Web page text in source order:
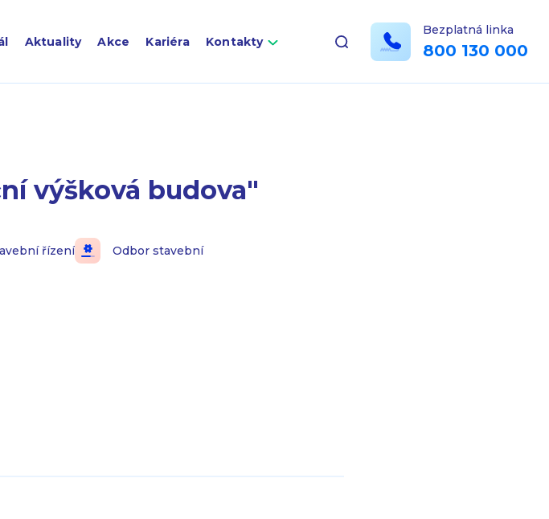
Aktuality Akce Kariéra Kontakty
Bezplatná linka
800 130 000
výšková budova"
řízení Odbor stavební